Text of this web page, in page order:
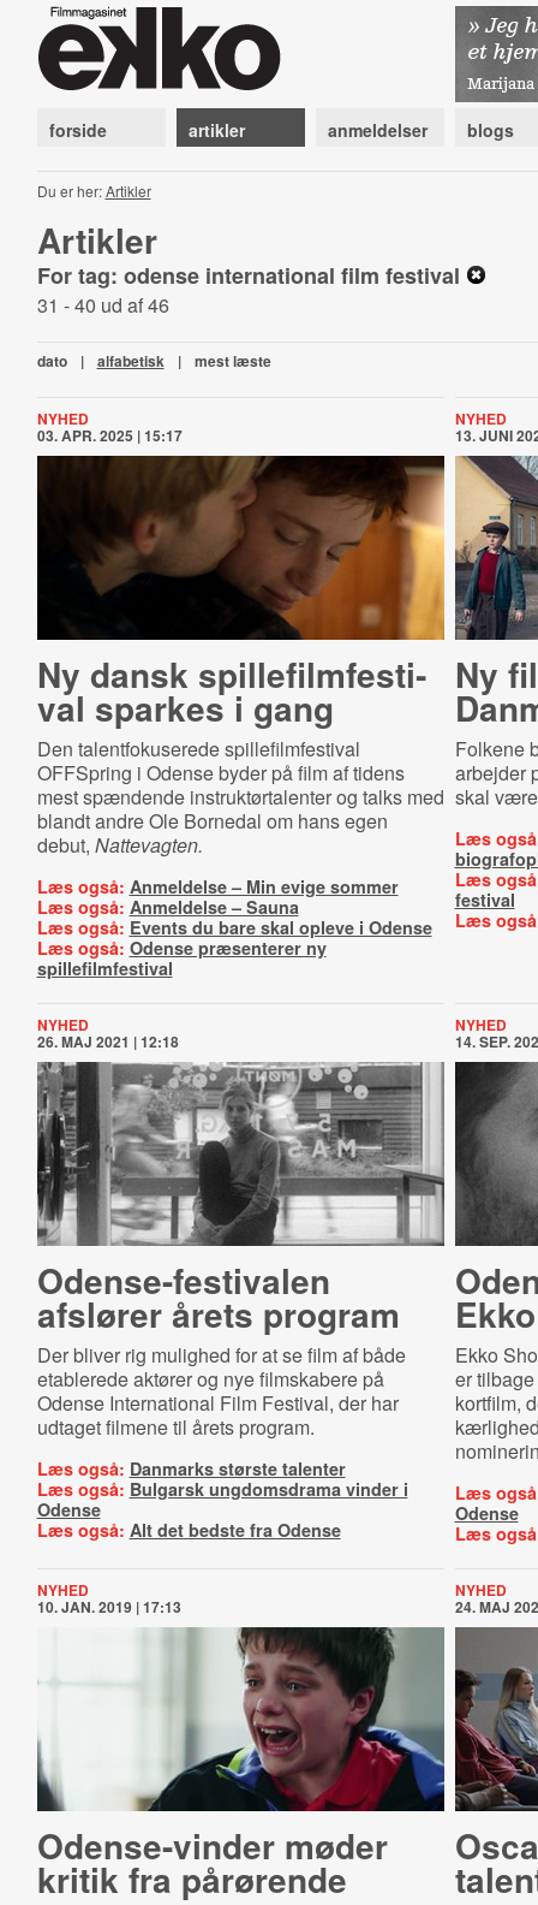
forside artikler anmeldelser blogs
Du er her:Artikler
Artikler
For tag: odense international film festival
31 - 40 ud af 46
dato | alfabetisk | mest læste
NYHED
03. APR. 2025 | 15:17
Ny dansk spil­le­film­festi­
val sparkes i gang
Den talentfokuserede spillefilmfestival
OFFSpring i Odense byder på film af tidens
mest spændende instruktørtalenter og talks med
blandt andre Ole Bornedal om hans egen
debut, Nattevagten.
Læs også: Anmeldelse – Min evige sommer
Læs også: Anmeldelse – Sauna
Læs også: Events du bare skal opleve i Odense
Læs også: Odense præsenterer ny
spillefilmfestival
NYHED
13. JUNI
Ny
Folkene
arbejder
skal
Læs
Læs
festival
Læs
NYHED
26. MAJ 2021 | 12:18
Oden­se-​festi­va­len
afslører årets program
Der bliver rig mulighed for at se film af både
etablerede aktører og nye filmskabere på
Odense International Film Festival, der har
udtaget filmene til årets program.
Læs også: Danmarks største talenter
Læs også: Bulgarsk ungdomsdrama vinder i
Odense
Læs også: Alt det bedste fra Odense
NYHED
14. SEP.
Ekko
er
kortfilm,
Læs
Odense
Læs
NYHED
10. JAN. 2019 | 17:13
Odense-vinder møder
kritik fra pårørende
NYHED
24. MAJ